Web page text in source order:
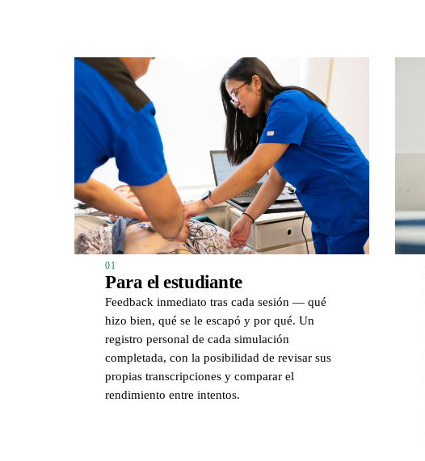
01
Para el estudiante
Feedback inmediato tras cada sesión — qué
hizo bien, qué se le escapó y por qué. Un
registro personal de cada simulación
completada, con la posibilidad de revisar sus
propias transcripciones y comparar el
rendimiento entre intentos.